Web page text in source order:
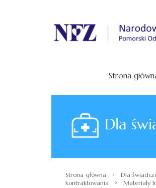
.
Strona
Dla
Strona główna › Dla
kontraktowania
› Materiały